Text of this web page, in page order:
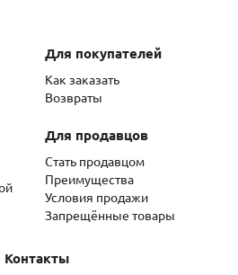
Для покупателей
Как заказать
Возвраты
Для продавцов
Стать продавцом
Преимущества
Условия продажи
Запрещённые товары
Контакты